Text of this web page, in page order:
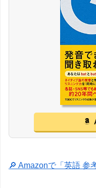
🔎 Amazonで「英語 参